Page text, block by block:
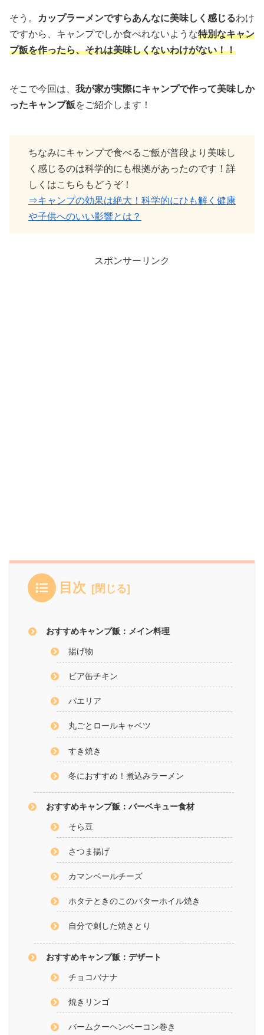
そう。 カップラーメンですらあんなに美味しく感じるわけ
ですから、キャンプでしか食べれないような特別なキャン
プ飯を作ったら、それは美味しくないわけがない！！
そこで今回は、 我が家が実際にキャンプで作って美味しか
ったキャンプ飯をご紹介します！
ちなみにキャンプで食べるご飯が普段より美味し
く感じるのは科学的にも根拠があったのです！詳
しくはこちらもどうぞ！
⇒キャンプの効果は絶大！科学的にひも解く健康
や子供へのいい影響とは？
スポンサーリンク
目次
おすすめキャンプ飯：メイン料理
揚げ物
ビア缶チキン
パエリア
丸ごとロールキャベツ
すき焼き
冬におすすめ！煮込みラーメン
おすすめキャンプ飯：バーベキュー食材
そら豆
さつま揚げ
カマンベールチーズ
ホタテときのこのバターホイル焼き
自分で刺した焼きとり
おすすめキャンプ飯：デザート
チョコバナナ
焼きリンゴ
バームクーヘンベーコン巻き